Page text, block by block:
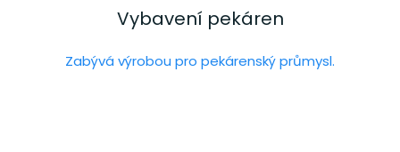
Vybavení pekáren
Zabývá výrobou pro pekárenský průmysl.